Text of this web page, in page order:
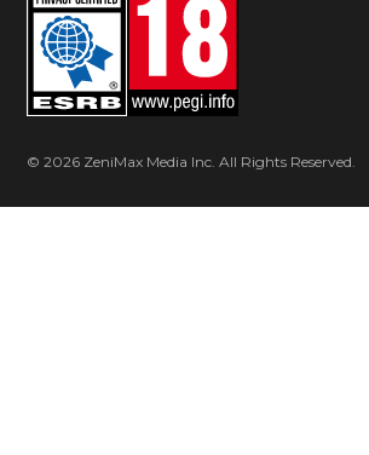
© 2026 ZeniMax Media Inc. All Rights Reserved.